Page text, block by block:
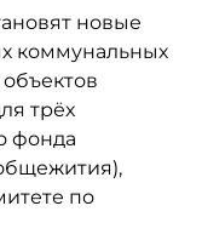
новые
коммунальных
трёх
фонда
по